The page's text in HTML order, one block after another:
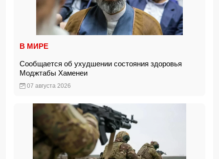
В МИРЕ
Сообщается об ухудшении состояния здоровья
Моджтабы Хаменеи
07 августа 2026